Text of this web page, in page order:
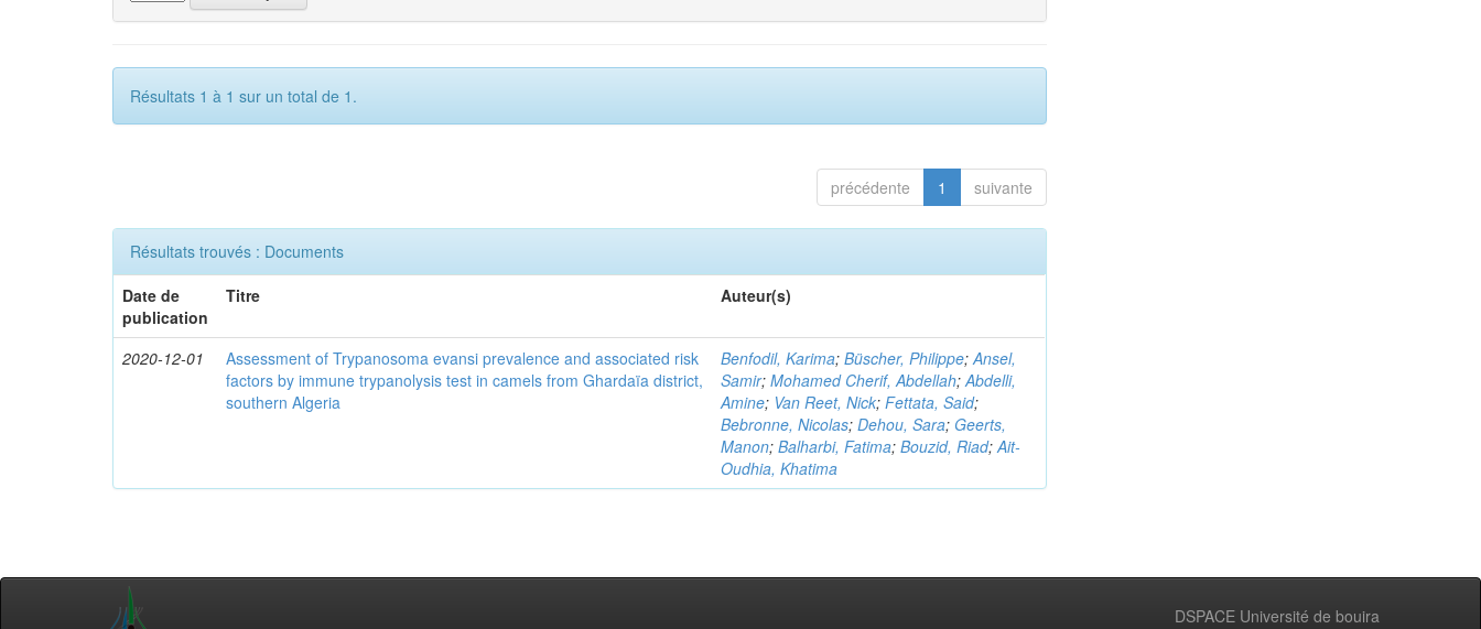
Résultats 1 à 1 sur un total de 1.
précédente 1 suivante
Résultats trouvés : Documents
Date de
publication
Titre Auteur(s)
2020-12-01
Assessment of Trypanosoma evansi prevalence and associated risk
factors by immune trypanolysis test in camels from Ghardaïa district,
southern Algeria
Benfodil, Karima;Büscher, Philippe;Ansel,
Samir;Mohamed Cherif, Abdellah;Abdelli,
Amine; Van Reet, Nick;Fettata, Said;
Bebronne, Nicolas;Dehou, Sara; Geerts,
Manon;Balharbi, Fatima;Bouzid, Riad;Ait-
Oudhia, Khatima
DSPACE Université de bouira